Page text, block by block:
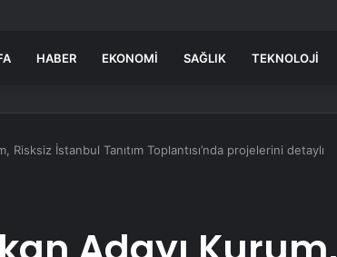
HABER EKONOMI SAĞLIK TEKNOLOJI
Risksiz İstanbul Tanıtım Toplantısı’nda projelerini detaylı